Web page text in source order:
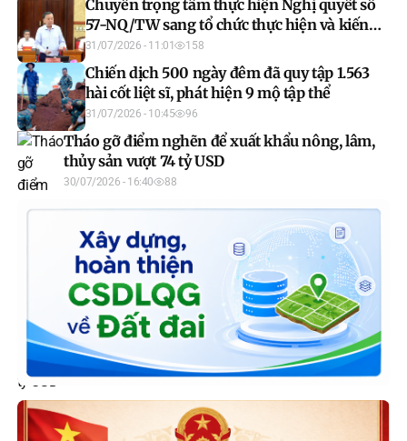
Chuyển trọng tâm thực hiện Nghị quyết số
57-NQ/TW sang tổ chức thực hiện và kiến
tạo kết quả
31/07/2026 - 11:01 158
Chiến dịch 500 ngày đêm đã quy tập 1.563
hài cốt liệt sĩ, phát hiện 9 mộ tập thể
31/07/2026 - 10:45 96
Tháo gỡ điểm nghẽn để xuất khẩu nông, lâm,
thủy sản vượt 74 tỷ USD
30/07/2026 - 16:40 88